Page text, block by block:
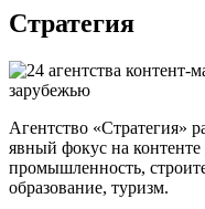
Стратегия
Агентство «Стратегия»
явный фокус на
промышленность,
образование, туризм.